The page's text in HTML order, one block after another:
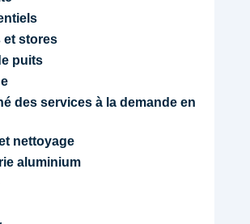
et stores
puits
des services à la demande en
nettoyage
aluminium